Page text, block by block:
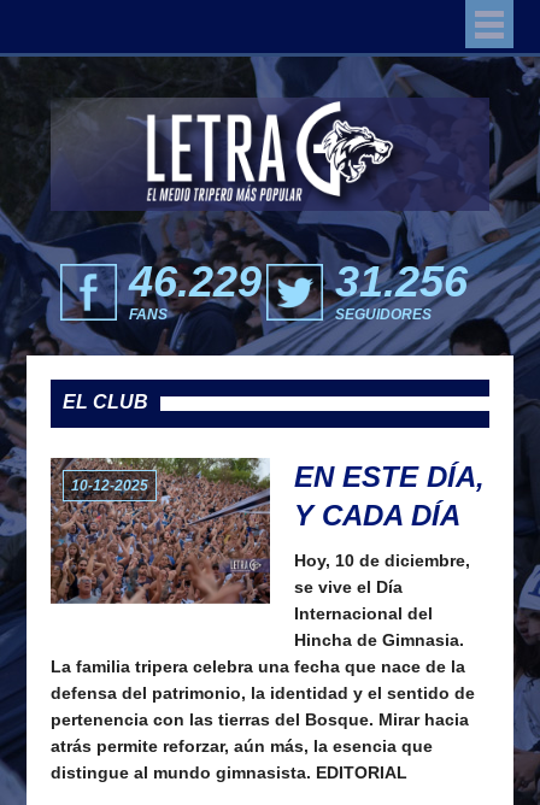
46.229
FANS
31.256
SEGUIDORES
EL CLUB
10-12-2025
EN ESTE DÍA,
Y CADA DÍA
Hoy, 10 de diciembre,
se vive el Día
Internacional del
Hincha de Gimnasia.
La familia tripera celebra una fecha que nace de la
defensa del patrimonio, la identidad y el sentido de
pertenencia con las tierras del Bosque. Mirar hacia
atrás permite reforzar, aún más, la esencia que
distingue al mundo gimnasista. EDITORIAL